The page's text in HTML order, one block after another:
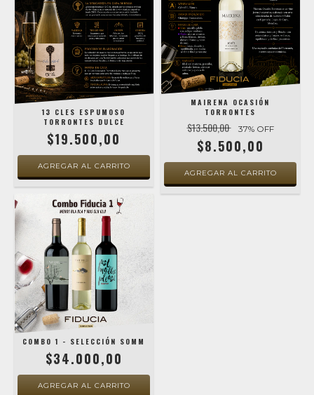
13 CLES ESPUMOSO
TORRONTES DULCE
$19.500,00
MAIRENA OCASIÓN
TORRONTES
$13.500,00 37% OFF
$8.500,00
COMBO 1 - SELECCIÓN SOMM
$34.000,00